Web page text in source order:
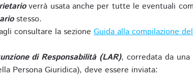
verrà usata anche per tutte le eventuali
stesso.
consultare la sezione Guida alla compilazione
di Responsabilità (LAR), corredata da
Persona Giuridica), deve essere inviata: